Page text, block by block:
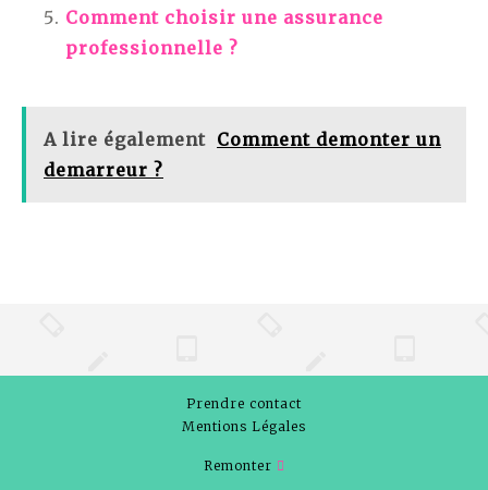
Comment choisir une assurance
professionnelle ?
A lire également Comment demonter un
demarreur ?
Prendre contact
Mentions Légales
Remonter